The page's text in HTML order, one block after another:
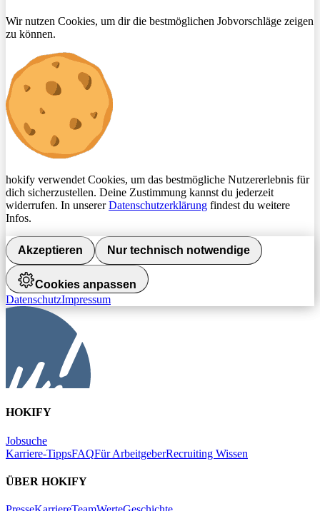
Wir nutzen Cookies, um dir die bestmöglichen Jobvorschläge zeigen
zu können.
hokify verwendet Cookies, um das bestmögliche Nutzererlebnis für
dich sicherzustellen. Deine Zustimmung kannst du jederzeit
widerrufen. In unsererDatenschutzerklärung findest du weitere
Infos.
Akzeptieren Nur technisch notwendige
Cookies anpassen
DatenschutzImpressum
HOKIFY
Jobsuche
Karriere-TippsFAQFür ArbeitgeberRecruiting Wissen
ÜBER HOKIFY